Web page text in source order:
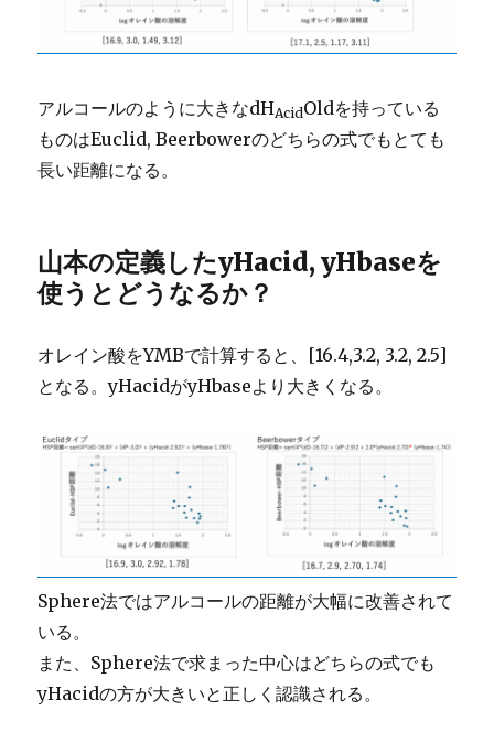
アルコールのように大きなdHAcidOldを持っている
ものはEuclid, Beerbowerのどちらの式でもとても
長い距離になる。
山本の定義したyHacid, yHbaseを
使うとどうなるか？
オレイン酸をYMBで計算すると、[16.4,3.2, 3.2, 2.5]
となる。yHacidがyHbaseより大きくなる。
Sphere法ではアルコールの距離が大幅に改善されて
いる。
また、Sphere法で求まった中心はどちらの式でも
yHacidの方が大きいと正しく認識される。